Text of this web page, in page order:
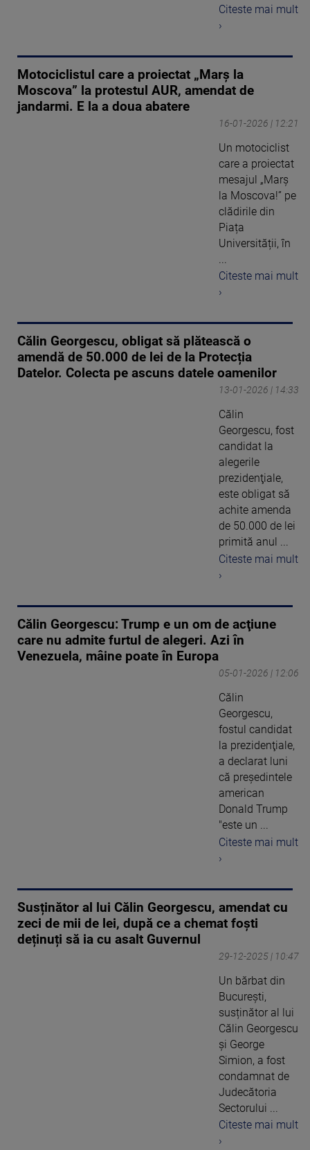
Citeste mai mult
›
Motociclistul care a proiectat „Marş la
Moscova” la protestul AUR, amendat de
jandarmi. E la a doua abatere
16-01-2026 | 12:21
Un motociclist
care a proiectat
mesajul „Marş
la Moscova!” pe
clădirile din
Piața
Universității, în
...
Citeste mai mult
›
Călin Georgescu, obligat să plătească o
amendă de 50.000 de lei de la Protecția
Datelor. Colecta pe ascuns datele oamenilor
13-01-2026 | 14:33
Călin
Georgescu, fost
candidat la
alegerile
prezidenţiale,
este obligat să
achite amenda
de 50.000 de lei
primită anul ...
Citeste mai mult
›
Călin Georgescu: Trump e un om de acţiune
care nu admite furtul de alegeri. Azi în
Venezuela, mâine poate în Europa
05-01-2026 | 12:06
Călin
Georgescu,
fostul candidat
la prezidenţiale,
a declarat luni
că preşedintele
american
Donald Trump
"este un ...
Citeste mai mult
›
Susținător al lui Călin Georgescu, amendat cu
zeci de mii de lei, după ce a chemat foști
deținuți să ia cu asalt Guvernul
29-12-2025 | 10:47
Un bărbat din
București,
susținător al lui
Călin Georgescu
și George
Simion, a fost
condamnat de
Judecătoria
Sectorului ...
Citeste mai mult
›